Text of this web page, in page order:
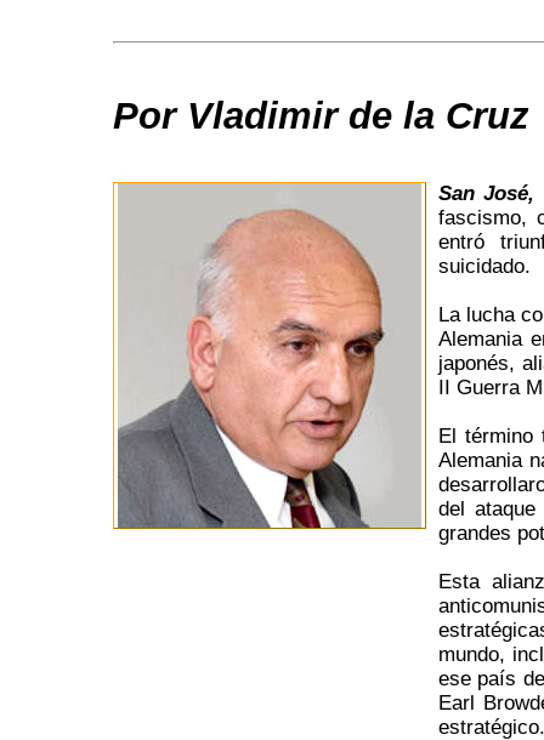
Por Vladimir de la Cruz
San
fascismo,
entró
suicidado.
La lucha
Alemania
japonés,
II Guerra
El término
Alemania
del
grandes
Esta
mundo,
ese país
Earl
estratégico.